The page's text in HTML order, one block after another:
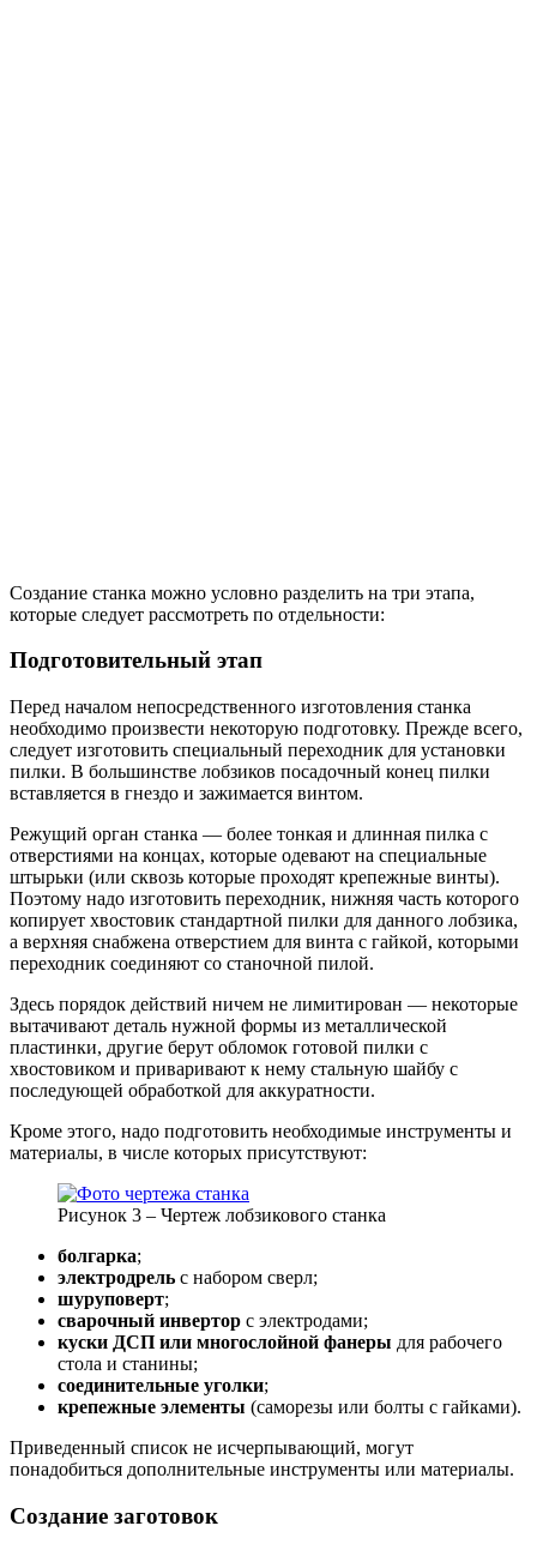
Создание станка можно условно разделить на три этапа,
которые следует рассмотреть по отдельности:
Подготовительный этап
Перед началом непосредственного изготовления станка
необходимо произвести некоторую подготовку. Прежде всего,
следует изготовить специальный переходник для установки
пилки. В большинстве лобзиков посадочный конец пилки
вставляется в гнездо и зажимается винтом.
Режущий орган станка — более тонкая и длинная пилка с
отверстиями на концах, которые одевают на специальные
штырьки (или сквозь которые проходят крепежные винты).
Поэтому надо изготовить переходник, нижняя часть которого
копирует хвостовик стандартной пилки для данного лобзика,
а верхняя снабжена отверстием для винта с гайкой, которыми
переходник соединяют со станочной пилой.
Здесь порядок действий ничем не лимитирован — некоторые
вытачивают деталь нужной формы из металлической
пластинки, другие берут обломок готовой пилки с
хвостовиком и приваривают к нему стальную шайбу с
последующей обработкой для аккуратности.
Кроме этого, надо подготовить необходимые инструменты и
материалы, в числе которых присутствуют:
Рисунок 3 – Чертеж лобзикового станка
болгарка;
электродрель с набором сверл;
шуруповерт;
сварочный инвертор с электродами;
куски ДСП или многослойной фанеры для рабочего
стола и станины;
соединительные уголки;
крепежные элементы (саморезы или болты с гайками).
Приведенный список не исчерпывающий, могут
понадобиться дополнительные инструменты или материалы.
Создание заготовок